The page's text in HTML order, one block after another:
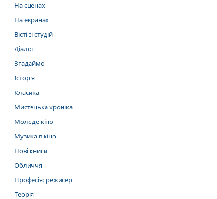
На сценах
На екранах
Вісті зі студій
Діалог
Згадаймо
Історія
Класика
Мистецька хроніка
Молоде кіно
Музика в кіно
Нові книги
Обличчя
Професія: режисер
Теорія